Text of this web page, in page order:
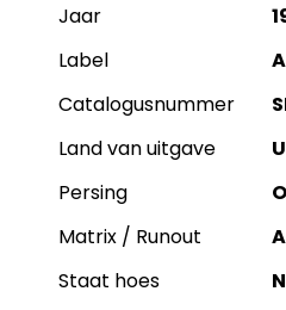
Jaar
Label
Catalogusnummer
Land van uitgave
Persing
Matrix / Runout
Staat hoes